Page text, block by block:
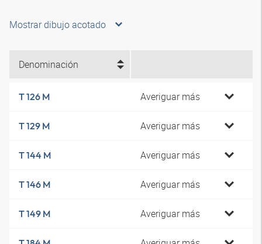
Mostrar dibujo acotado
Denominación
T 126 M Averiguar más
T 129 M Averiguar más
T 144 M Averiguar más
T 146 M Averiguar más
T 149 M Averiguar más